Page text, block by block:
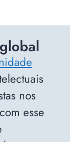
nos
esse